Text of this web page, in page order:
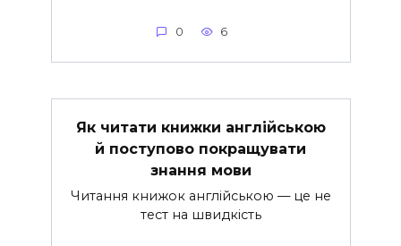
0 6
Як читати книжки англійською
й поступово покращувати
знання мови
Читання книжок англійською — це не
тест на швидкість